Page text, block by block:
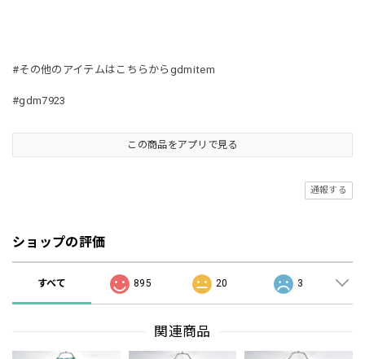
#その他のアイテムはこちらからgdmitem
#gdm7923
この商品をアプリで見る
通報する
ショップの評価
すべて 895 20 3
関連商品